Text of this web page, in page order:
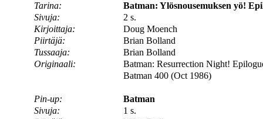
Tarina:
Batman: Ylösnousemuksen yö!
Sivuja:
2 s.
Kirjoittaja:
Doug Moench
Piirtäjä:
Brian Bolland
Tussaaja:
Brian Bolland
Originaali:
Batman: Resurrection Night!
Batman 400 (Oct 1986)
Pin-up:
Batman
Sivuja:
1 s.